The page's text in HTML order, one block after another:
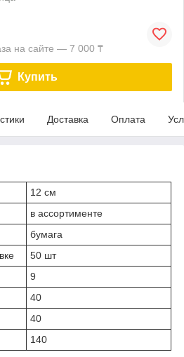
на сайте — 7 000 ₸
Купить
Доставка Оплата
12 см
в ассортименте
бумага
50 шт
9
40
40
140